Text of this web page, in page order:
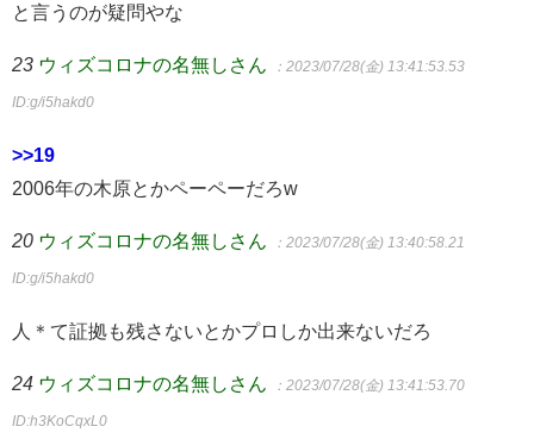
と言うのが疑問やな
23 ウィズコロナの名無しさん ：2023/07/28(金) 13:41:53.53
ID:g/i5hakd0
>>19
2006年の木原とかペーペーだろw
20 ウィズコロナの名無しさん ：2023/07/28(金) 13:40:58.21
ID:g/i5hakd0
人＊て証拠も残さないとかプロしか出来ないだろ
24 ウィズコロナの名無しさん ：2023/07/28(金) 13:41:53.70
ID:h3KoCqxL0